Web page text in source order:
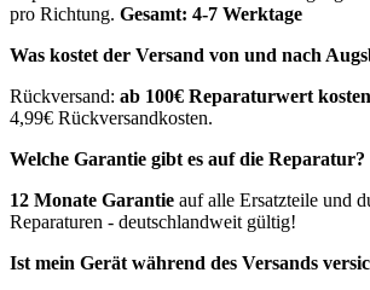
pro Richtung. Gesamt: 4-7 Werktage
Was kostet der Versand von und nach
Rückversand: ab 100€ Reparaturwert
4,99€ Rückversandkosten.
Welche Garantie gibt es auf die Reparatur?
12 Monate Garantie auf alle Ersatzteile und
Reparaturen - deutschlandweit gültig!
Ist mein Gerät während des Versands